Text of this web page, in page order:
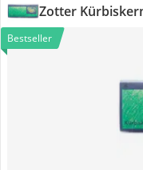
Zotter
Bestseller